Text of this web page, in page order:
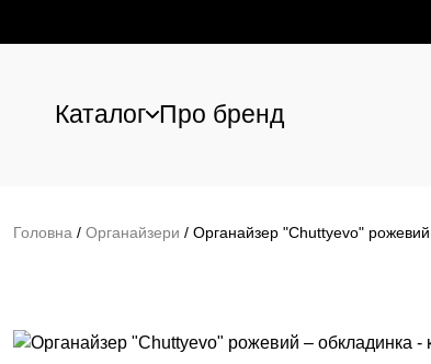
Каталог Про бренд
Головна / Органайзери / Органайзер "Chuttyevo" рожевий